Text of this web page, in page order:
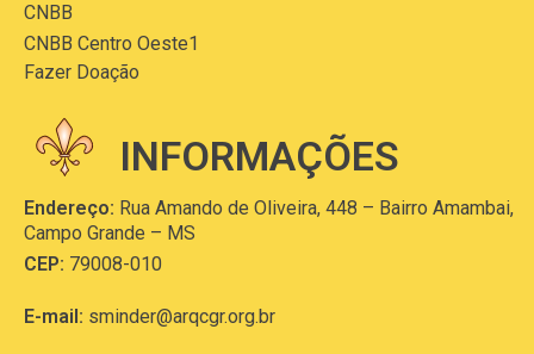
CNBB
CNBB Centro Oeste1
Fazer Doação
INFORMAÇÕES
Endereço: Rua Amando de Oliveira, 448 – Bairro Amambai,
Campo Grande – MS
CEP: 79008-010
E-mail: sminder@arqcgr.org.br